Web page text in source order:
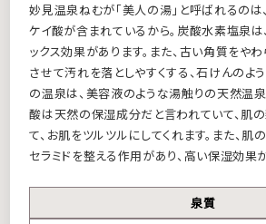
妙見温泉ねむが「美人の湯」と呼ばれるのは
ケイ酸が含まれているから。炭酸水素塩泉は
ックス効果があります。また、古い角質をや
させて汚れを落としやすくする、石けんのよ
の温泉は、美容液のような湯触りの天然温泉
酸は天然の保湿成分だと言われていて、肌
て、お肌をツルツルにしてくれます。また、肌
セラミドを整える作用があり、高い保湿効果
泉質